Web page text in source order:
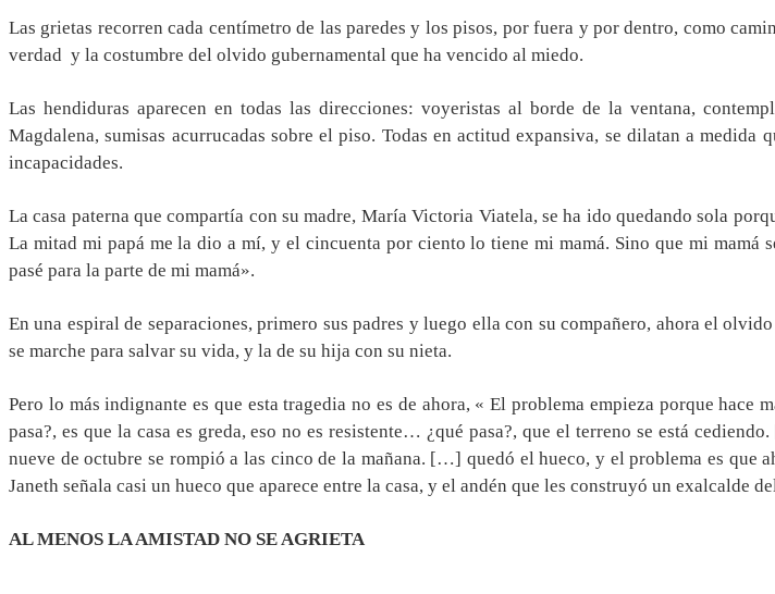
Las grietas recorren cada centímetro de las paredes y los pisos, por fuera y por dentro, como
verdad y la costumbre del olvido gubernamental que ha vencido al miedo.
Las hendiduras aparecen en todas las direcciones: voyeristas al borde de la ventana,
Magdalena, sumisas acurrucadas sobre el piso. Todas en actitud expansiva, se dilatan a
incapacidades.
La casa paterna que compartía con su madre, María Victoria Viatela, se ha ido quedando sola
La mitad mi papá me la dio a mí, y el cincuenta por ciento lo tiene mi mamá. Sino que mi
pasé para la parte de mi mamá».
En una espiral de separaciones, primero sus padres y luego ella con su compañero, ahora el
se marche para salvar su vida, y la de su hija con su nieta.
Pero lo más indignante es que esta tragedia no es de ahora, « El problema empieza porque hace
pasa?, es que la casa es greda, eso no es resistente… ¿qué pasa?, que el terreno se está
nueve de octubre se rompió a las cinco de la mañana. […] quedó el hueco, y el problema es
Janeth señala casi un hueco que aparece entre la casa, y el andén que les construyó un exalcalde
AL MENOS LA AMISTAD NO SE AGRIETA